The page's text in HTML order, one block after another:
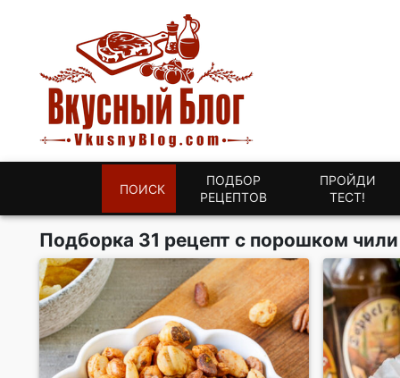
ПОИСК
ПОДБОР
РЕЦЕПТОВ
ПРОЙДИ
ТЕСТ!
Подборка 31 рецепт с порошком чили